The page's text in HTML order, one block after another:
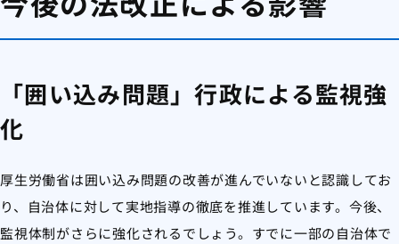
「囲い込み問題」行政による監視強
化
厚生労働省は囲い込み問題の改善が進んでいないと認識してお
り、自治体に対して実地指導の徹底を推進しています。今後、
監視体制がさらに強化されるでしょう。すでに一部の自治体で